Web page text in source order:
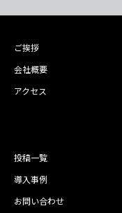
ご挨拶
会社概要
アクセス
投稿一覧
導入事例
お問い合わせ